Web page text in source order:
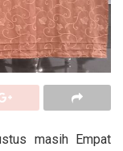
masih Empat